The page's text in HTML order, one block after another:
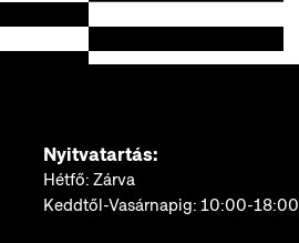
Nyitvatartás:
Hétfő: Zárva
Keddtől-Vasárnapig: 10:00-18:00